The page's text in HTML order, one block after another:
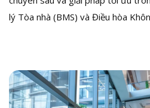
lý Tòa nhà (BMS) và Điều hòa